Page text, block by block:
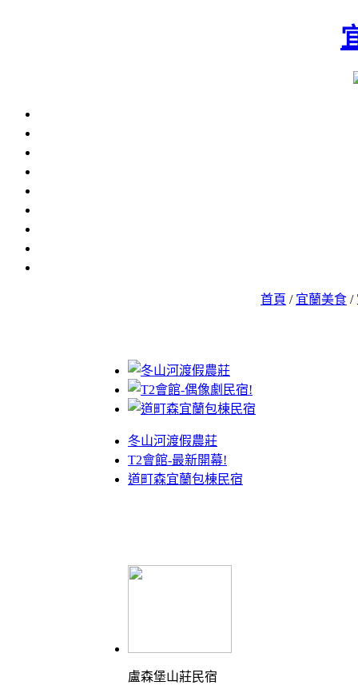
首頁 / 宜蘭美食 /
冬山河渡假農莊
T2會館-最新開幕!
道町森宜蘭包棟民宿
盧森堡山莊民宿